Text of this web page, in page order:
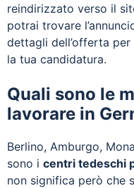
reindirizzato verso il
potrai trovare
dettagli dell’offerta per
la tua candidatura.
Quali sono le
lavorare in
Berlino, Amburgo,
sono i centri tedeschi
non significa però che